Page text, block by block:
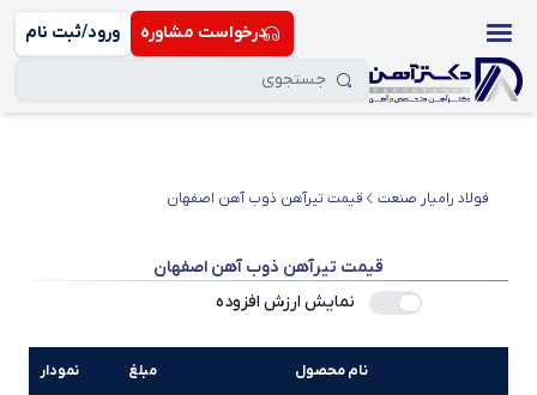
درخواست مشاوره ورود/ثبت نام
فولاد رامیار صنعت قیمت تیرآهن ذوب آهن اصفهان
قیمت تیرآهن ذوب آهن اصفهان
نمایش ارزش افزوده
نام محصول مبلغ نمودار